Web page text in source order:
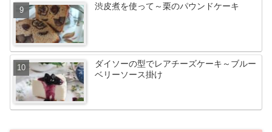
渋皮煮を使って～栗のパウンドケーキ
ダイソーの型でレアチーズケーキ～ブルー
ベリーソース掛け